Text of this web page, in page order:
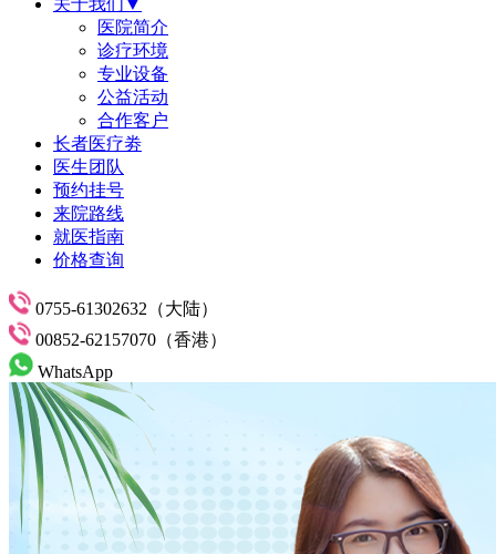
关于我们▼
医院简介
诊疗环境
专业设备
公益活动
合作客户
长者医疗劵
医生团队
预约挂号
来院路线
就医指南
价格查询
0755-61302632（大陆）
00852-62157070（香港）
WhatsApp